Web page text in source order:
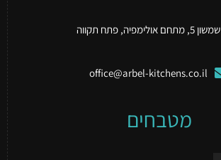
שמשון 5, מתחם אולימפיה, פתח תקווה
office@arbel-kitchens.co.il
מטבחים